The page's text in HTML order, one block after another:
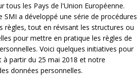
tous les Pays de l'Union Européenne.
SMI a développé une série de procédures
règles, tout en révisant les structures ou
pour mettre en pratique les règles de
Voici quelques initiatives pour
à partir du 25 mai 2018 et notre
données personnelles.